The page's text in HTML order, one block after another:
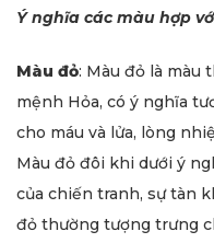
Ý nghĩa các màu hợp
Màu đỏ: Màu đỏ là màu
mệnh Hỏa, có ý nghĩa
cho máu và lửa, lòng
Màu đỏ đôi khi dưới ý
của chiến tranh, sự tàn
đỏ thường tượng trưng